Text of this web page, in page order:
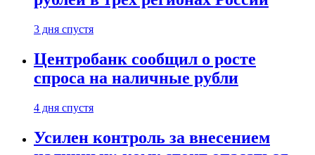
3 дня спустя
Центробанк сообщил о росте
спроса на наличные рубли
4 дня спустя
Усилен контроль за внесением